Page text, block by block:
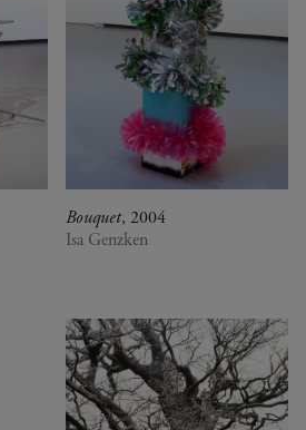
Bouquet, 2004
Isa Genzken